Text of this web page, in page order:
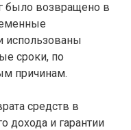
было возвращено в
использованы
сроки, по
причинам.
средств в
дохода и гарантии